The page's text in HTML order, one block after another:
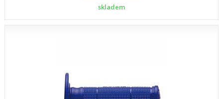
skladem